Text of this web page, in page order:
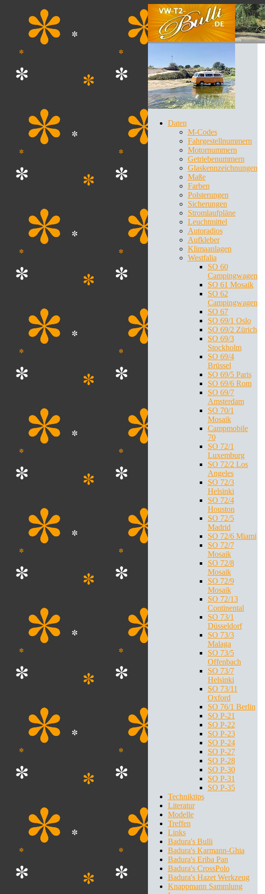
Daten
M-Codes
Fahrgestellnummern
Motornummern
Getriebenummern
Glaskennzeichnungen
Maße
Farben
Polsterungen
Sicherungen
Stromlaufpläne
Leuchtmittel
Autoradios
Aufkleber
Klimaanlagen
Westfalia
SO 60
Campingwagen
SO 61 Mosaik
SO 62
Campingwagen
SO 67
SO 69/1 Oslo
SO 69/2 Zürich
SO 69/3
Stockholm
SO 69/4
Brüssel
SO 69/5 Paris
SO 69/6 Rom
SO 69/7
Amsterdam
SO 70/1
Mosaik
Campmobile
70
SO 72/1
Luxemburg
SO 72/2 Los
Angeles
SO 72/3
Helsinki
SO 72/4
Houston
SO 72/5
Madrid
SO 72/6 Miami
SO 72/7
Mosaik
SO 72/8
Mosaik
SO 72/9
Mosaik
SO 72/13
Continental
SO 73/1
Düsseldorf
SO 73/3
Malaga
SO 73/5
Offenbach
SO 73/7
Helsinki
SO 73/11
Oxford
SO 76/1 Berlin
SO P-21
SO P-22
SO P-23
SO P-24
SO P-27
SO P-28
SO P-30
SO P-31
SO P-35
Techniktips
Literatur
Modelle
Treffen
Links
Badura's Bulli
Badura's Karmann-Ghia
Badura's Eriba Pan
Badura's CrossPolo
Badura's Hazet Werkzeug
Knappmann Sammlung